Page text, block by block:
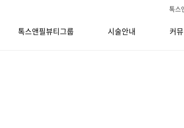
톡스
톡스앤필뷰티그룹 시술안내 커